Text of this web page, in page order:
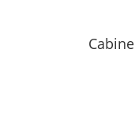
Cabine